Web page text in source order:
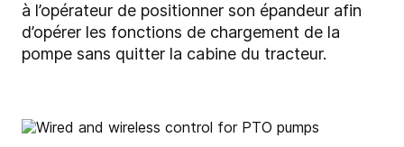
à l’opérateur de positionner son épandeur afin
d’opérer les fonctions de chargement de la
pompe sans quitter la cabine du tracteur.